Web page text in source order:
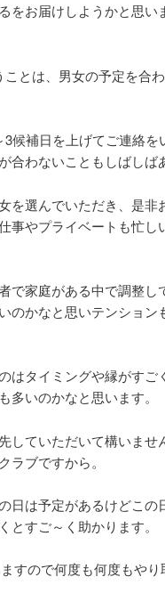
をお届けしようかと思い
とは、男女の予定を合
候補日を上げてご連絡を
わないこともしばしば
を選んでいただき、是非
事やプライベートも忙し
で家庭がある中で調整し
のかなと思いテンション
はタイミングや縁がすご
多いのかなと思います。
していただいて構いませ
ブですから。
日は予定があるけどこの
すご～く助かります。
すので何度も何度もや